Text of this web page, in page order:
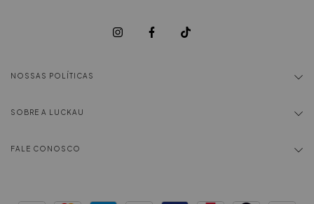
NOSSAS POLÍTICAS
SOBRE A LUCKAU
FALE CONOSCO